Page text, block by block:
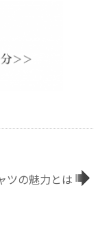
ツの魅力とは